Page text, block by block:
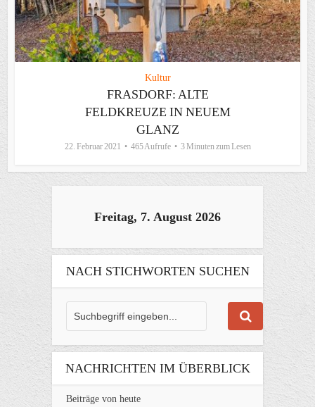
Kultur
FRASDORF: ALTE
FELDKREUZE IN NEUEM
GLANZ
22. Februar 2021 465 Aufrufe 3 Minuten zum Lesen
Freitag, 7. August 2026
NACH STICHWORTEN SUCHEN
NACHRICHTEN IM ÜBERBLICK
Beiträge von heute